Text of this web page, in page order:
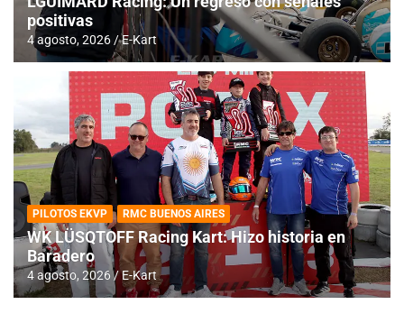
positivas
4 agosto, 2026 E-Kart
PILOTOS EKVP RMC BUENOS AIRES
WK LÜSQTOFF Racing Kart: Hizo historia en
Baradero
4 agosto, 2026 E-Kart